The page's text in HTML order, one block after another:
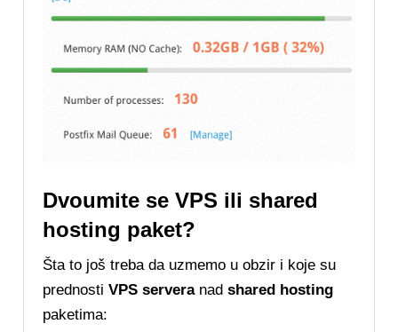
Dvoumite se VPS ili shared
hosting paket?
Šta to još treba da uzmemo u obzir i koje su
prednostiVPS serveranadshared hosting
paketima: